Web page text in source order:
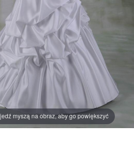
myszą na obraz, aby go powiększyć